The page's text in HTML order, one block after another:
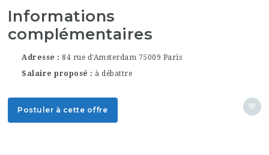
Informations
complémentaires
Adresse
84 rue d'Amsterdam 75009 Paris
Salaire proposé
à débattre
Postuler à cette offre